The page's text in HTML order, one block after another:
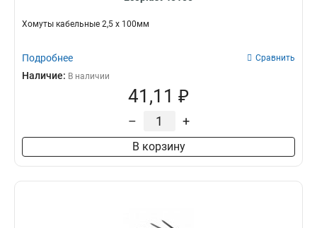
Хомуты кабельные 2,5 х 100мм
Подробнее Сравнить
Наличие: В наличии
41,11 ₽
– +
В корзину